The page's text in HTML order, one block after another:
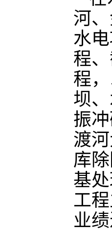
河
水
程
程
坝
振
渡
库
基
工
业绩